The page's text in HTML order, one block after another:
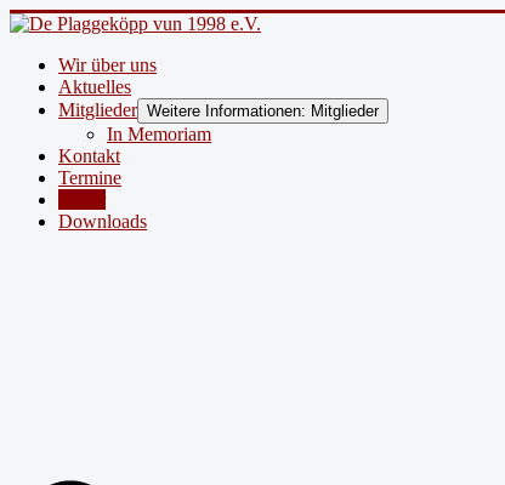
Wir über uns
Aktuelles
Mitglieder Weitere Informationen: Mitglieder
In Memoriam
Kontakt
Termine
Downloads